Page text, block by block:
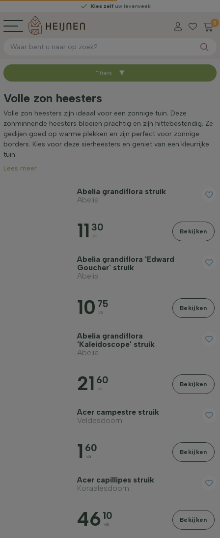
Kies zelf uw leverweek
0
Sorteer op
Beschikbaar
Worteltype
Hoogte bij levering (cm)
Volwassen hoogte (cm)
Filters
Volle zon heesters
Volle zon heesters zijn ideaal voor een zonnige tuin. Deze
zonminnende heesters bloeien prachtig en zijn hittebestendig. Ze
gedijen goed op warme plekken en zijn perfect voor zonnige
borders. Kies voor deze sierheesters en geniet van een kleurrijke
tuin.
Lees meer
Abelia grandiflora struik
Abelia
11 30
va
Bekijken
Abelia grandiflora 'Edward
Goucher' struik
Abelia
10 75
va
Bekijken
Abelia grandiflora
'Kaleidoscope' struik
Abelia
21 60
va
Bekijken
Acer campestre struik
Veldesdoorn
1 60
va
Bekijken
Acer capillipes struik
Koraalesdoorn
46 10
va
Bekijken